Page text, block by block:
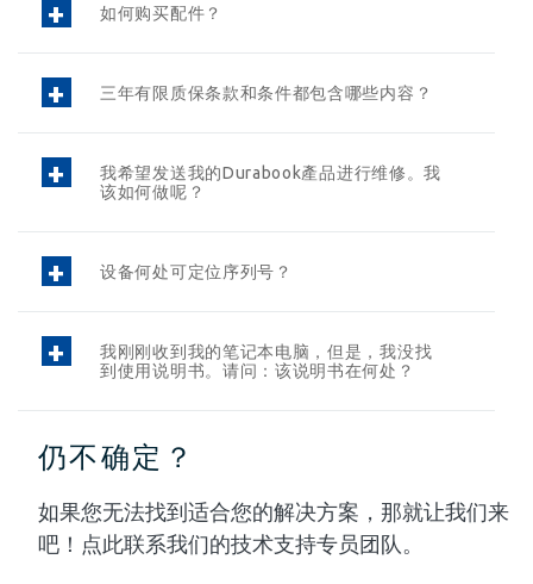
如何购买配件？
三年有限质保条款和条件都包含哪些内容？
我希望发送我的Durabook產品进行维修。我
该如何做呢？
设备何处可定位序列号？
我刚刚收到我的笔记本电脑，但是，我没找
到使用说明书。请问：该说明书在何处？
仍不确定？
如果您无法找到适合您的解决方案，那就让我们来
吧！点此联系我们的技术支持专员团队。